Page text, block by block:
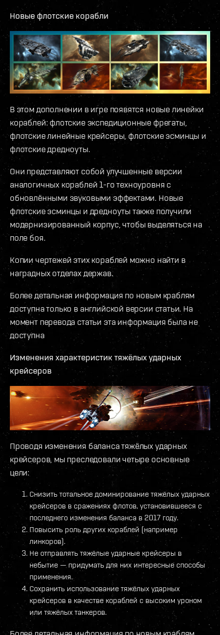
Новые флотские корабли
В этом дополнении в игре появятся новые линейки
кораблей: флотские экспедиционные фрегаты,
флотские линейные крейсеры, флотские эсминцы и
флотские дредноуты.
Они представляют собой улучшенные версии
аналогичных кораблей 1-го техноуровня с
обновлёнными звуковыми эффектами. Новые
флотские эсминцы и дредноуты также получили
модернизированный корпус, чтобы выделяться на
поле боя.
Копии чертежей этих кораблей можно найти в
наградных отделах держав.
Более детальная информация по новым краблям
доступна только в английской версии статьи. На
момент перевода статьи эта информация была не
доступна
Изменения характеристик тяжёлых ударных
крейсеров
Проводя изменения баланса тяжёлых ударных
крейсеров, мы преследовали четыре основные
цели:
Снизить тотальное доминирование тяжёлых ударных
крейсеров в сражениях флотов, установившееся с
последнего изменения баланса в 2017 году.
Повысить роль других кораблей (например
линкоров).
Не отправлять тяжёлые ударные крейсеры в
небытие — придумать для них интересные способы
применения.
Сохранить использование тяжёлых ударных
крейсеров в качестве кораблей с высоким уроном
или тяжёлых танкеров.